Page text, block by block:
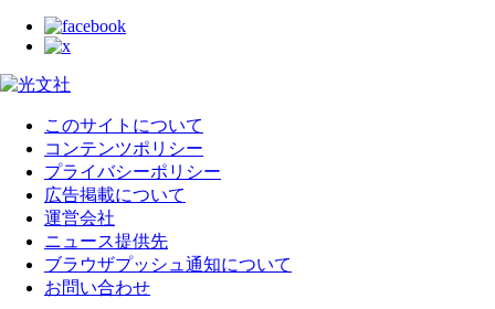
このサイトについて
コンテンツポリシー
プライバシーポリシー
広告掲載について
運営会社
ニュース提供先
ブラウザプッシュ通知について
お問い合わせ